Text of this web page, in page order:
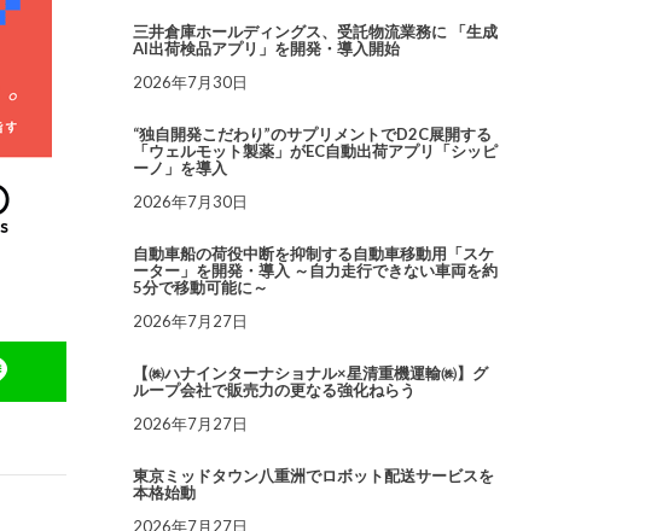
三井倉庫ホールディングス、受託物流業務に 「生成
AI出荷検品アプリ」を開発・導入開始
2026年7月30日
“独自開発こだわり”のサプリメントでD2C展開する
「ウェルモット製薬」がEC自動出荷アプリ「シッピ
ーノ」を導入
2026年7月30日
自動車船の荷役中断を抑制する自動車移動用「スケ
ーター」を開発・導入 ～自力走行できない車両を約
5分で移動可能に～
2026年7月27日
【㈱ハナインターナショナル×星清重機運輸㈱】グ
ループ会社で販売力の更なる強化ねらう
2026年7月27日
東京ミッドタウン八重洲でロボット配送サービスを
本格始動
2026年7月27日